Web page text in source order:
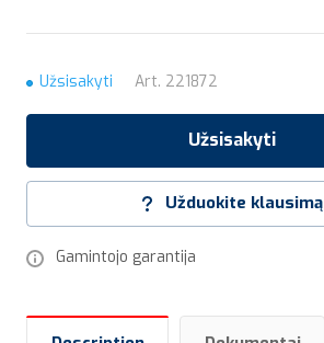
Užsisakyti Art. 221872
Užsisakyti
Užduokite klausimą
Gamintojo garantija